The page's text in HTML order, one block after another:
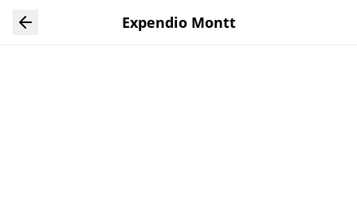
Expendio Montt